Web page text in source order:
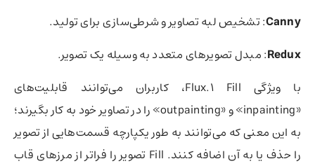
Canny: تشخیص لبه‌ تصاویر و شرطی‌سازی برای تولید.
Redux: مبدل تصویرهای متعدد به وسیله یک تصویر.
با ویژگی Flux.1 Fill، کاربران می‌توانند قابلیت‌های
«inpainting» و «outpainting» را در تصاویر خود به کار بگیرند؛
به این معنی که می‌توانند به طور یکپارچه قسمت‌هایی از تصویر
را حذف یا به آن اضافه کنند. Fill تصویر را فراتر از مرزهای قاب